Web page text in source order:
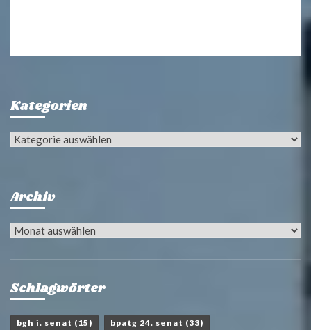
Kategorien
Kategorien
Archiv
Archiv
Schlagwörter
bgh i. senat (15) bpatg 24. senat (33)